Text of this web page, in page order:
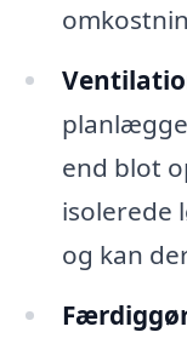
end blot
isolerede
og kan